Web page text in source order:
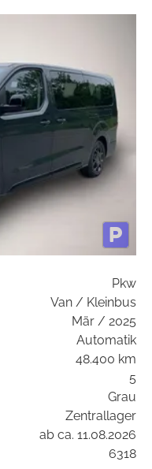
Pkw
Van / Kleinbus
Mär / 2025
Automatik
48.400 km
5
Grau
Zentrallager
ab ca. 11.08.2026
6318